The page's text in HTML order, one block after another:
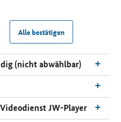
Alle bestätigen
(nicht abwählbar)
JW-Player